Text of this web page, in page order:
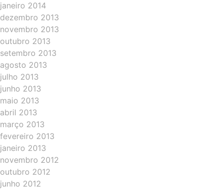
janeiro 2014
dezembro 2013
novembro 2013
outubro 2013
setembro 2013
agosto 2013
julho 2013
junho 2013
maio 2013
abril 2013
março 2013
fevereiro 2013
janeiro 2013
novembro 2012
outubro 2012
junho 2012